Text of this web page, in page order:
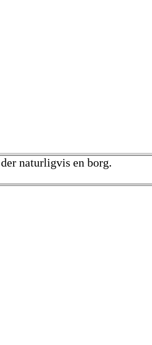
naturligvis en borg.